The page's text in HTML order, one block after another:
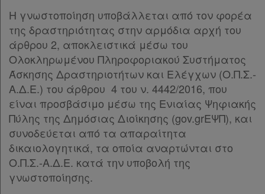
Η γνωστοποίηση υποβάλλεται από τον φορέα
της δραστηριότητας στην αρμόδια αρχή του
άρθρου 2, αποκλειστικά μέσω του
Ολοκληρωμένου Πληροφοριακού Συστήματος
Άσκησης Δραστηριοτήτων και Ελέγχων (Ο.Π.Σ.-
Α.Δ.Ε.) του άρθρου 4 του ν. 4442/2016, που
είναι προσβάσιμο μέσω της Ενιαίας Ψηφιακής
Πύλης της Δημόσιας Διοίκησης (gov.grΕΨΠ), και
συνοδεύεται από τα απαραίτητα
δικαιολογητικά, τα οποία αναρτώνται στο
Ο.Π.Σ.-Α.Δ.Ε. κατά την υποβολή της
γνωστοποίησης.